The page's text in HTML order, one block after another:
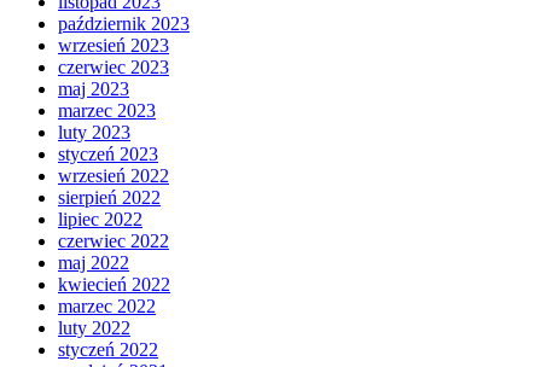
październik 2023
wrzesień 2023
czerwiec 2023
maj 2023
marzec 2023
luty 2023
styczeń 2023
wrzesień 2022
sierpień 2022
lipiec 2022
czerwiec 2022
maj 2022
kwiecień 2022
marzec 2022
luty 2022
styczeń 2022